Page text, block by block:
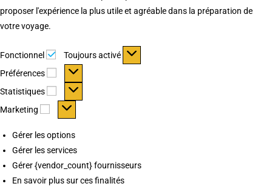
proposer l'expérience la plus utile et agréable dans la préparation de
votre voyage.
Fonctionnel Fonctionnel
Toujours activé
Préférences
Préférences
Statistiques Statistiques
Marketing Marketing
Gérer les options
Gérer les services
Gérer {vendor_count} fournisseurs
En savoir plus sur ces finalités